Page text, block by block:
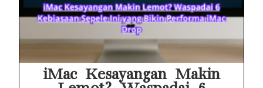
iMac Kesayangan Makin